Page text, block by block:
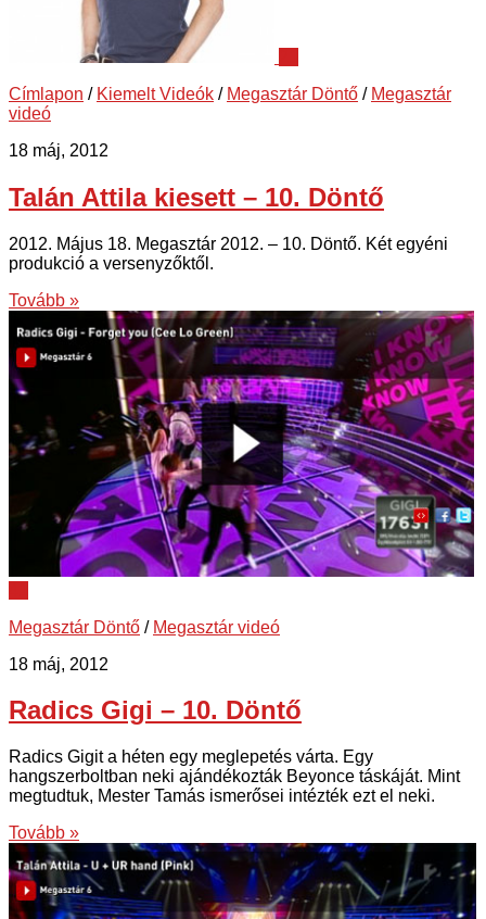
Címlapon / Kiemelt Videók / Megasztár Döntő / Megasztár
videó
18 máj, 2012
Talán Attila kiesett – 10. Döntő
2012. Május 18. Megasztár 2012. – 10. Döntő. Két egyéni
produkció a versenyzőktől.
Tovább »
Megasztár Döntő / Megasztár videó
18 máj, 2012
Radics Gigi – 10. Döntő
Radics Gigit a héten egy meglepetés várta. Egy
hangszerboltban neki ajándékozták Beyonce táskáját. Mint
megtudtuk, Mester Tamás ismerősei intézték ezt el neki.
Tovább »